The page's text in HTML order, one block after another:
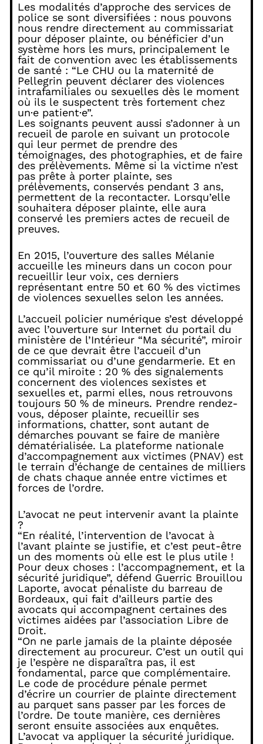
Les modalités d’approche des services de
police se sont diversifiées : nous pouvons
nous rendre directement au commissariat
pour déposer plainte, ou bénéficier d’un
système hors les murs, principalement le
fait de convention avec les établissements
de santé : “Le CHU ou la maternité de
Pellegrin peuvent déclarer des violences
intrafamiliales ou sexuelles dès le moment
où ils le suspectent très fortement chez
un·e patient·e”.
Les soignants peuvent aussi s’adonner à un
recueil de parole en suivant un protocole
qui leur permet de prendre des
témoignages, des photographies, et de faire
des prélèvements. Même si la victime n’est
pas prête à porter plainte, ses
prélèvements, conservés pendant 3 ans,
permettent de la recontacter. Lorsqu’elle
souhaitera déposer plainte, elle aura
conservé les premiers actes de recueil de
preuves.
En 2015, l’ouverture des salles Mélanie
accueille les mineurs dans un cocon pour
recueillir leur voix, ces derniers
représentant entre 50 et 60 % des victimes
de violences sexuelles selon les années.
L’accueil policier numérique s’est développé
avec l’ouverture sur Internet du portail du
ministère de l’Intérieur “Ma sécurité”, miroir
de ce que devrait être l’accueil d’un
commissariat ou d’une gendarmerie. Et en
ce qu’il miroite : 20 % des signalements
concernent des violences sexistes et
sexuelles et, parmi elles, nous retrouvons
toujours 50 % de mineurs. Prendre rendez-
vous, déposer plainte, recueillir ses
informations, chatter, sont autant de
démarches pouvant se faire de manière
dématérialisée. La plateforme nationale
d’accompagnement aux victimes (PNAV) est
le terrain d’échange de centaines de milliers
de chats chaque année entre victimes et
forces de l’ordre.
L’avocat ne peut intervenir avant la plainte
?
“En réalité, l’intervention de l’avocat à
l’avant plainte se justifie, et c’est peut-être
un des moments où elle est le plus utile !
Pour deux choses : l’accompagnement, et la
sécurité juridique”, défend Guerric Brouillou
Laporte, avocat pénaliste du barreau de
Bordeaux, qui fait d’ailleurs partie des
avocats qui accompagnent certaines des
victimes aidées par l’association Libre de
Droit.
“On ne parle jamais de la plainte déposée
directement au procureur. C’est un outil qui
je l’espère ne disparaîtra pas, il est
fondamental, parce que complémentaire.
Le code de procédure pénale permet
d’écrire un courrier de plainte directement
au parquet sans passer par les forces de
l’ordre. De toute manière, ces dernières
seront ensuite associées aux enquêtes.
L’avocat va appliquer la sécurité juridique.